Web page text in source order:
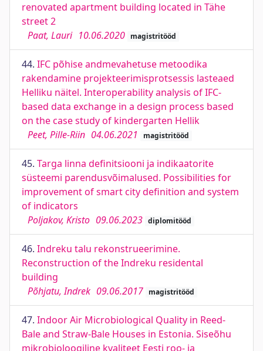
renovated apartment building located in Tähe
street 2
Paat, Lauri 10.06.2020 magistritööd
44. IFC põhise andmevahetuse metoodika
rakendamine projekteerimisprotsessis lasteaed
Helliku näitel. Interoperability analysis of IFC-
based data exchange in a design process based
on the case study of kindergarten Hellik
Peet, Pille-Riin 04.06.2021 magistritööd
45. Targa linna definitsiooni ja indikaatorite
süsteemi parendusvõimalused. Possibilities for
improvement of smart city definition and system
of indicators
Poljakov, Kristo 09.06.2023 diplomitööd
46. Indreku talu rekonstrueerimine.
Reconstruction of the Indreku residental
building
Põhjatu, Indrek 09.06.2017 magistritööd
47. Indoor Air Microbiological Quality in Reed-
Bale and Straw-Bale Houses in Estonia. Siseõhu
mikrobioloogiline kvaliteet Eesti roo- ja